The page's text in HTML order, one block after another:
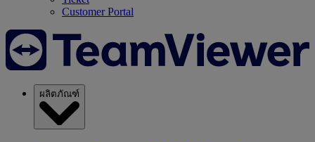
Customer Portal
ผลิตภัณฑ์